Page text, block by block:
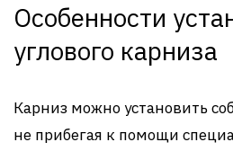
Особенности
углового карниза
Карниз можно установить
не прибегая к помощи